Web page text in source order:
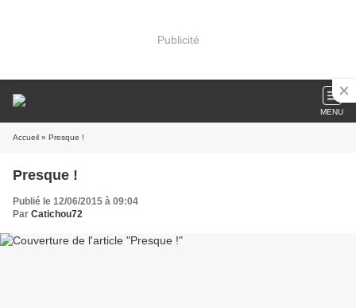
Publicité
MENU
Accueil » Presque !
Presque !
Publié le 12/06/2015 à 09:04
Par Catichou72